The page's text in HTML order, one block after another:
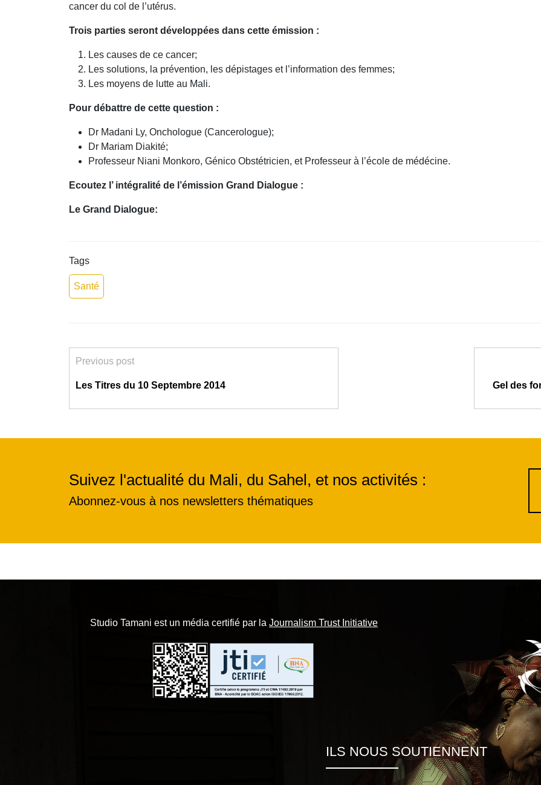
cancer du col de l’utérus.
Trois parties seront développées dans cette émission :
Les causes de ce cancer;
Les solutions, la prévention, les dépistages et l’information des femmes;
Les moyens de lutte au Mali.
Pour débattre de cette question :
Dr Madani Ly, Onchologue (Cancerologue);
Dr Mariam Diakité;
Professeur Niani Monkoro, Génico Obstétricien, et Professeur à l’école de médécine.
Ecoutez l’ intégralité de l’émission Grand Dialogue :
Le Grand Dialogue:
Tags
Santé
Previous post
Les Titres du 10 Septembre 2014 Gel des
Suivez l'actualité du Mali, du Sahel, et nos activités :
Abonnez-vous à nos newsletters thématiques
Studio Tamani est un média certifié par la Journalism Trust Initiative
ILS NOUS SOUTIENNENT